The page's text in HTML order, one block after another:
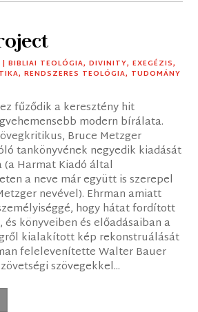
|BIBLIAI TEOLÓGIA,DIVINITY,EXEGÉZIS,
,RENDSZERES TEOLÓGIA, TUDOMÁNY
fűződik a keresztény hit
modern bírálata.
Bruce Metzger
tankönyvének negyedik kiadását
Harmat Kiadó által
a neve már együtt is szerepel
nevével). Ehrman amiatt
hogy hátat fordított
könyveiben és előadásaiban a
kialakított kép rekonstruálását
felelevenítette Walter Bauer
szövegekkel...